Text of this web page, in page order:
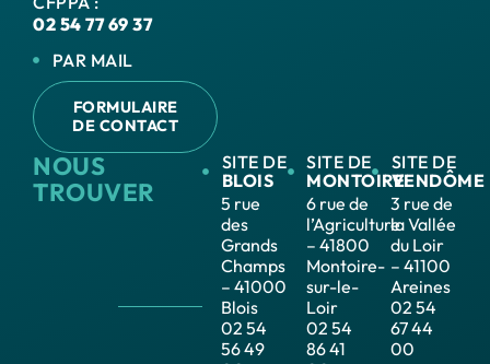
02 54 77 69 37
PAR MAIL
FORMULAIRE
DE CONTACT
NOUS
TROUVER
SITE DE
BLOIS
5 rue
des
Grands
Champs
– 41000
Blois
02 54
56 49
SITE DE
MONTOIRE
6 rue de
l’Agriculture
– 41800
Montoire-
sur-le-
Loir
02 54
86 41
SITE DE
VENDÔME
3 rue de
la Vallée
du Loir
– 41100
Areines
02 54
67 44
00